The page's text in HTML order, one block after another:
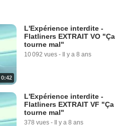
0:42
L'Expérience interdite -
Flatliners EXTRAIT VO "Ça
tourne mal"
10 092 vues - Il y a 8 ans
L'Expérience interdite -
Flatliners EXTRAIT VF "Ça
tourne mal"
378 vues - Il y a 8 ans